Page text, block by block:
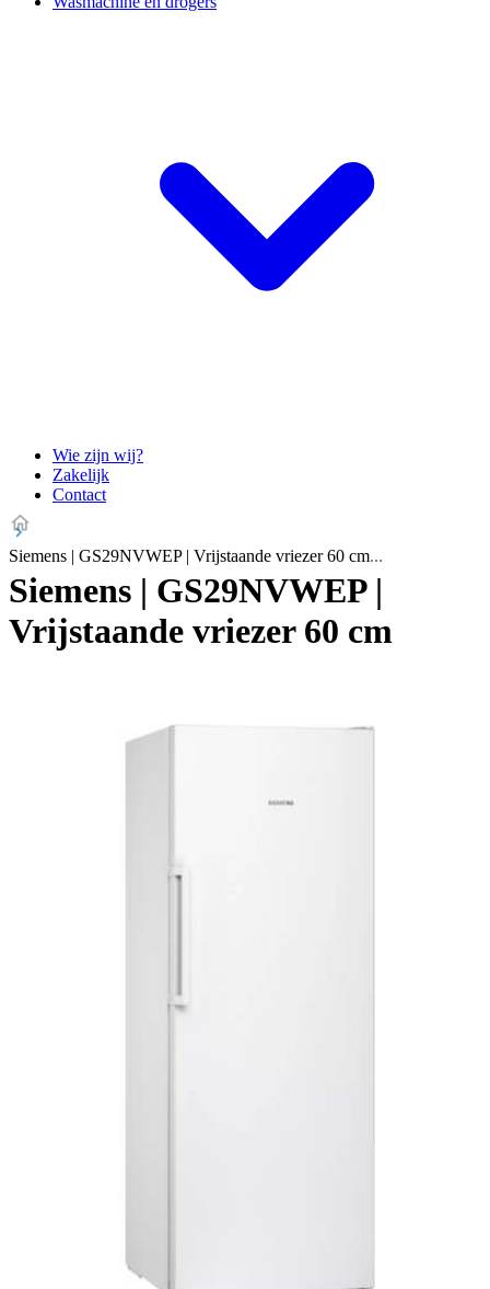
Wie zijn wij?
Zakelijk
Contact
Siemens | GS29NVWEP | Vrijstaande vriezer 60 cm
Siemens | GS29NVWEP |
Vrijstaande vriezer 60 cm